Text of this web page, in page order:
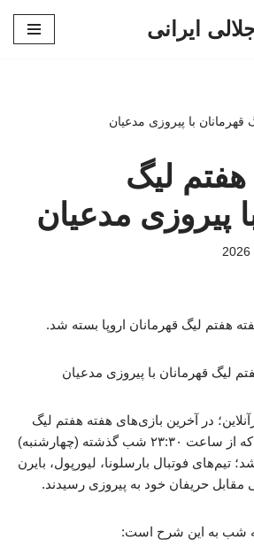
ایرانی
قهرمانان با پیروزی مدعیان
هفتم لیگ
پیروزی مدعیان
هفتم لیگ قهرمانان اروپا بسته شد.
در آخرین بازی‌های هفته هفتم لیگ
قهرمانان اروپا ۲۶-۲۰۲۵ که از ساعت ۲۳:۳۰ شب گذشته (چهارشنبه)
تیم‌های فوتبال بارسلونا، لیورپول، بایرن
حریفان خود به پیروزی رسیدند.
شب به این شرح است: